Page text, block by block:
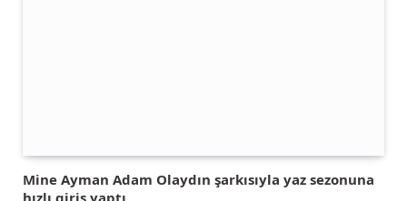
Mine Ayman Adam Olaydın şarkısıyla yaz sezonuna